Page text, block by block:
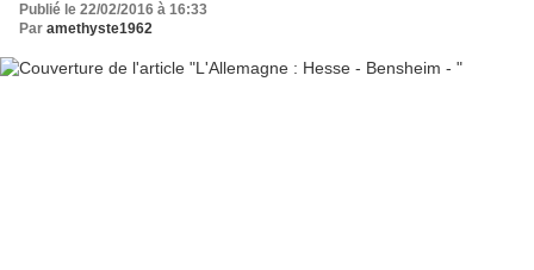
Publié le 22/02/2016 à 16:33
Par amethyste1962